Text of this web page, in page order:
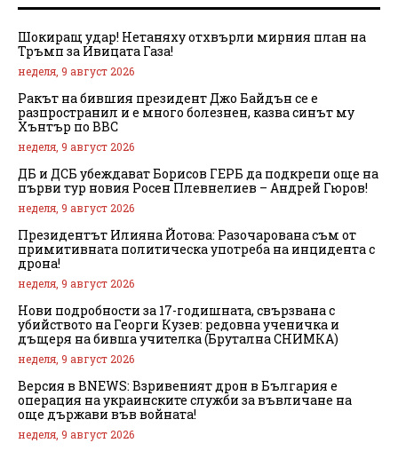
Шокиращ удар! Нетаняху отхвърли мирния план на
Тръмп за Ивицата Газа!
неделя, 9 август 2026
Ракът на бившия президент Джо Байдън се е
разпространил и е много болезнен, казва синът му
Хънтър по BBC
неделя, 9 август 2026
ДБ и ДСБ убеждават Борисов ГЕРБ да подкрепи още на
първи тур новия Росен Плевнелиев – Андрей Гюров!
неделя, 9 август 2026
Президентът Илияна Йотова: Разочарована съм от
примитивната политическа употреба на инцидента с
дрона!
неделя, 9 август 2026
Нови подробности за 17-годишната, свързвана с
убийството на Георги Кузев: редовна ученичка и
дъщеря на бивша учителка (Брутална СНИМКА)
неделя, 9 август 2026
Версия в BNEWS: Взривеният дрон в България е
операция на украинските служби за въвличане на
още държави във войната!
неделя, 9 август 2026